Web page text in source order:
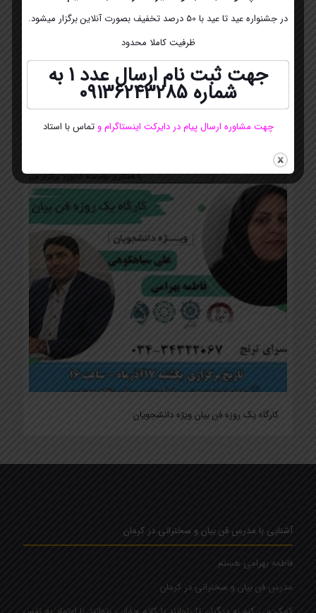
چرا دوره فن بیان و سخنرانی برایمان مفید است؟
کارگاه یک روزه فن بیان ویژه دانشجویان
آشنایی با مدرس فن بیان و سخنرانی در کرمان
فاطمه بهرامی هستم.
مدرس فن بیان و سخنرانی در کرمان
در جشنواره عید تا عید با 50 درصد تخفیف بصورت آنلاین برگزار میشود.
ظرفیت کاملا محدود
جهت ثبت نام ارسال عدد 1 به
شماره 09136243285
چهت مشاوره ارسال پیام در دایرکت اینستاگراموتماس با استاد